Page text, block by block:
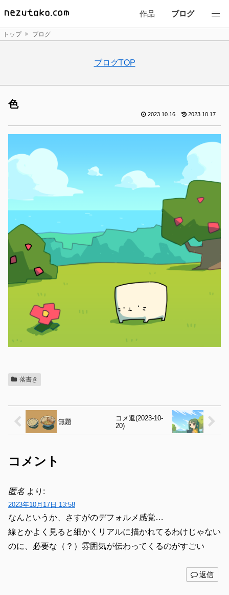
作品 ブログ
トップ ブログ
ブログTOP
色
2023.10.16 2023.10.17
落書き
無題
コメ返(2023-10-
20)
コメント
匿名 より:
2023年10月17日 13:58
なんというか、さすがのデフォルメ感覚…
線とかよく見ると細かくリアルに描かれてるわけじゃない
のに、必要な（？）雰囲気が伝わってくるのがすごい
返信